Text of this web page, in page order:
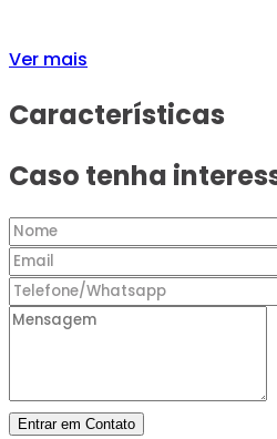
Ver mais
Características
Caso tenha
Entrar em Contato